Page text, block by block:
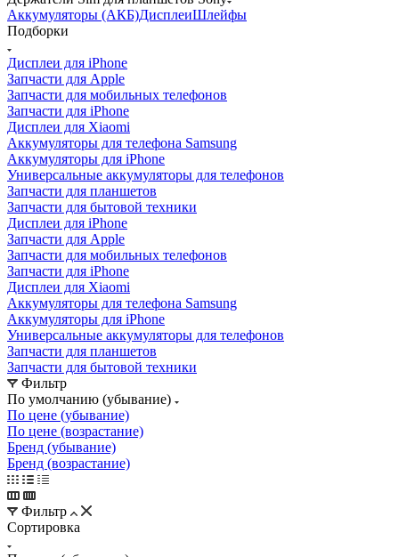
Дисплеи для iPhone
Запчасти для Apple
Запчасти для мобильных телефонов
Запчасти для iPhone
Дисплеи для Xiaomi
Аккумуляторы для телефона Samsung
Аккумуляторы для iPhone
Универсальные аккумуляторы для телефонов
Запчасти для планшетов
Запчасти для бытовой техники
Дисплеи для iPhone
Запчасти для Apple
Запчасти для мобильных телефонов
Запчасти для iPhone
Дисплеи для Xiaomi
Аккумуляторы для телефона Samsung
Аккумуляторы для iPhone
Универсальные аккумуляторы для телефонов
Запчасти для планшетов
Запчасти для бытовой техники
Фильтр
По умолчанию (убывание)
По цене (убывание)
По цене (возрастание)
Бренд (убывание)
Бренд (возрастание)
Фильтр
Сортировка
По цене (убывание)
Цена